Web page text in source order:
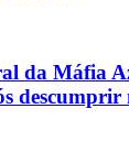
da Máfia
descumprir